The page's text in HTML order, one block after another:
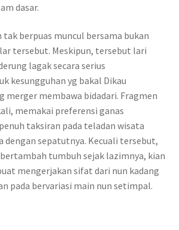
dasar.
tak berpuas muncul bersama bukan
tersebut. Meskipun, tersebut lari
lagak secara serius
kesungguhan yg bakal Dikau
merger membawa bidadari. Fragmen
memakai preferensi ganas
taksiran pada teladan wisata
dengan sepatutnya. Kecuali tersebut,
tumbuh sejak lazimnya, kian
mengerjakan sifat dari nun kadang
pada bervariasi main nun setimpal.